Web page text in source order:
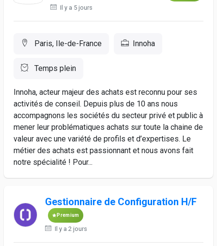
Il y a 5 jours
Paris, Ile-de-France Innoha
Temps plein
Innoha, acteur majeur des achats est reconnu pour ses
activités de conseil. Depuis plus de 10 ans nous
accompagnons les sociétés du secteur privé et public à
mener leur problématiques achats sur toute la chaine de
valeur avec une variété de profils et d’expertises. Le
métier des achats est passionnant et nous avons fait
notre spécialité ! Pour...
Gestionnaire de Configuration H/F
Premium
Il y a 2 jours